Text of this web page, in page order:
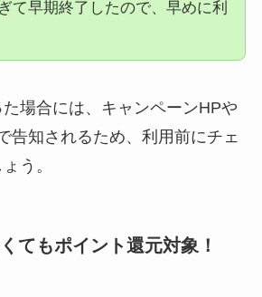
て早期終了したので、早めに利
場合には、キャンペーンHPや
告知されるため、利用前にチェ
う。
てもポイント還元対象！